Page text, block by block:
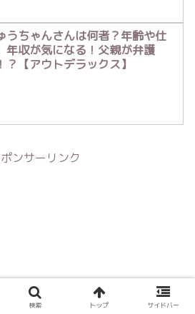
うちゃんさんは何者？年齢や仕
年収が気になる！父親が弁護
？【アウトデラックス】
ンサーリンク
検索 トップ サイドバー